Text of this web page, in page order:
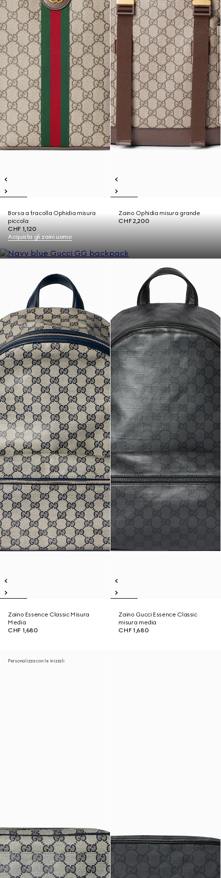
Borsa a tracolla Ophidia misura
piccola
CHF 1,120
Zaino Ophidia misura grande
CHF 2,200
Acquista gli zaini uomo
Zaino Essence Classic Misura
Media
CHF 1,680
Zaino Gucci Essence Classic
misura media
CHF 1,680
Personalizza con le iniziali